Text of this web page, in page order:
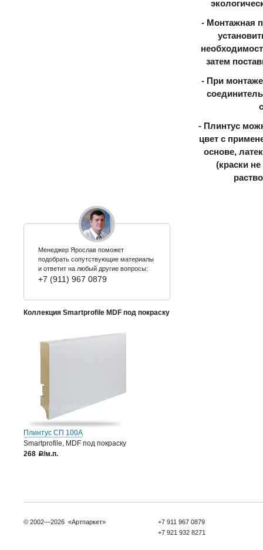
- Монтажная
затем
- При
- Плинтус
цвет с
основе,
(краски
Менеджер Ярослав поможет
подобрать сопутствующие материалы
и ответит на любый другие вопросы:
+7 (911) 967 0879
Коллекция Smartprofile MDF под покраску
Плинтус СП 100А
Smartprofile, MDF под покраску
268
a/м.п.
© 2002—2026 «Артпаркет»
+7 911 967 0879
+7 921 932 8271